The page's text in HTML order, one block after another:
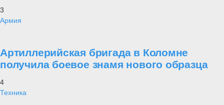
3
Армия
Артиллерийская бригада в Коломне
получила боевое знамя нового образца
4
Техника